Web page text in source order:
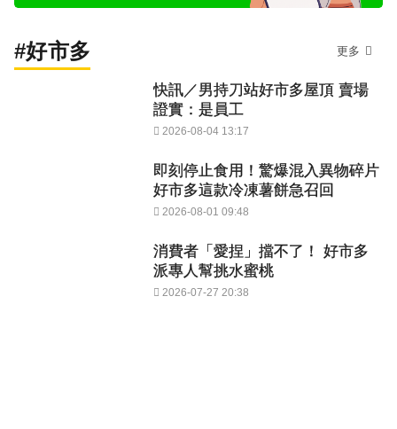
#好市多 更多
快訊／男持刀站好市多屋頂 賣場
證實：是員工
2026-08-04 13:17
即刻停止食用！驚爆混入異物碎片
好市多這款冷凍薯餅急召回
2026-08-01 09:48
消費者「愛捏」擋不了！ 好市多
派專人幫挑水蜜桃
2026-07-27 20:38